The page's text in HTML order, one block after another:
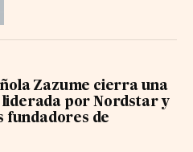
Zazume cierra una
liderada por Nordstar y
fundadores de